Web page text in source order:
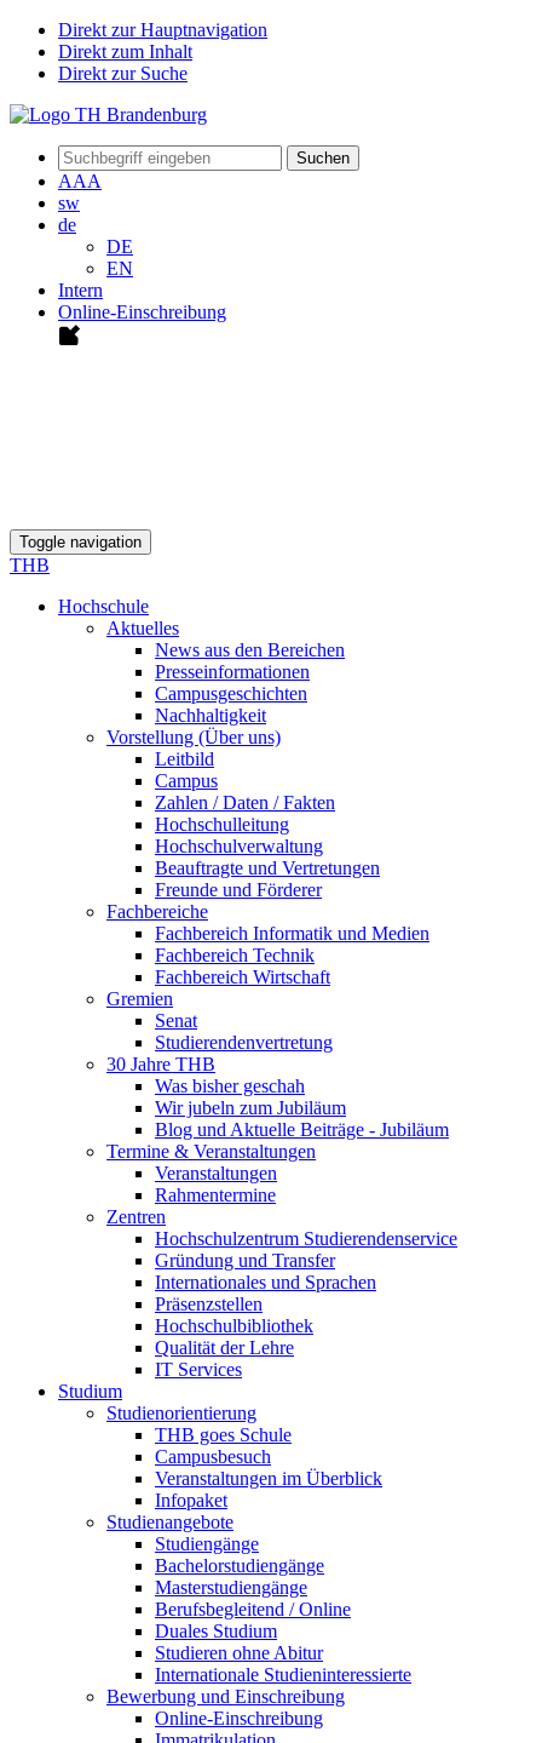
Direkt zur Hauptnavigation
Direkt zum Inhalt
Direkt zur Suche
Suchen
AAA
sw
de
DE
EN
Intern
Online-Einschreibung
Toggle navigation
THB
Hochschule
Aktuelles
News aus den Bereichen
Presseinformationen
Campusgeschichten
Nachhaltigkeit
Vorstellung (Über uns)
Leitbild
Campus
Zahlen / Daten / Fakten
Hochschulleitung
Hochschulverwaltung
Beauftragte und Vertretungen
Freunde und Förderer
Fachbereiche
Fachbereich Informatik und Medien
Fachbereich Technik
Fachbereich Wirtschaft
Gremien
Senat
Studierendenvertretung
30 Jahre THB
Was bisher geschah
Wir jubeln zum Jubiläum
Blog und Aktuelle Beiträge - Jubiläum
Termine & Veranstaltungen
Veranstaltungen
Rahmentermine
Zentren
Hochschulzentrum Studierendenservice
Gründung und Transfer
Internationales und Sprachen
Präsenzstellen
Hochschulbibliothek
Qualität der Lehre
IT Services
Studium
Studienorientierung
THB goes Schule
Campusbesuch
Veranstaltungen im Überblick
Infopaket
Studienangebote
Studiengänge
Bachelorstudiengänge
Masterstudiengänge
Berufsbegleitend / Online
Duales Studium
Studieren ohne Abitur
Internationale Studieninteressierte
Bewerbung und Einschreibung
Online-Einschreibung